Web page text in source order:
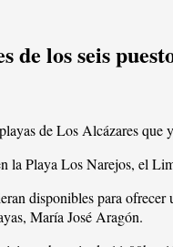
los seis
de Los Alcázares
la Playa Los Narejos, el
disponibles para
María José Aragón.